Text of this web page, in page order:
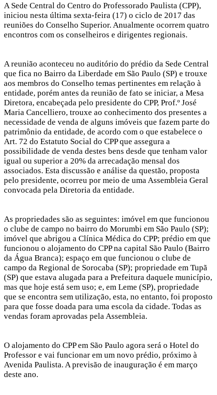
A Sede Central do Centro do Professorado Paulista (CPP),
iniciou nesta última sexta-feira (17) o ciclo de 2017 das
reuniões do Conselho Superior. Anualmente ocorrem quatro
encontros com os conselheiros e dirigentes regionais.
A reunião aconteceu no auditório do prédio da Sede Central
que fica no Bairro da Liberdade em São Paulo (SP) e trouxe
aos membros do Conselho temas pertinentes em relação à
entidade, porém antes da reunião de fato se iniciar, a Mesa
Diretora, encabeçada pelo presidente do CPP, Prof.º José
Maria Cancelliero, trouxe ao conhecimento dos presentes a
necessidade de venda de alguns imóveis que fazem parte do
patrimônio da entidade, de acordo com o que estabelece o
Art. 72 do Estatuto Social do CPP que assegura a
possibilidade de venda destes bens desde que tenham valor
igual ou superior a 20% da arrecadação mensal dos
associados. Esta discussão e análise da questão, proposta
pelo presidente, ocorreu por meio de uma Assembleia Geral
convocada pela Diretoria da entidade.
As propriedades são as seguintes: imóvel em que funcionou
o clube de campo no bairro do Morumbi em São Paulo (SP);
imóvel que abrigou a Clínica Médica do CPP; prédio em que
funcionou o alojamento do CPP na capital São Paulo (Bairro
da Água Branca); espaço em que funcionou o clube de
campo da Regional de Sorocaba (SP); propriedade em Tupã
(SP) que estava alugada para a Prefeitura daquele município,
mas que hoje está sem uso; e, em Leme (SP), propriedade
que se encontra sem utilização, esta, no entanto, foi proposto
para que fosse doada para uma escola da cidade. Todas as
vendas foram aprovadas pela Assembleia.
O alojamento do CPP em São Paulo agora será o Hotel do
Professor e vai funcionar em um novo prédio, próximo à
Avenida Paulista. A previsão de inauguração é em março
deste ano.